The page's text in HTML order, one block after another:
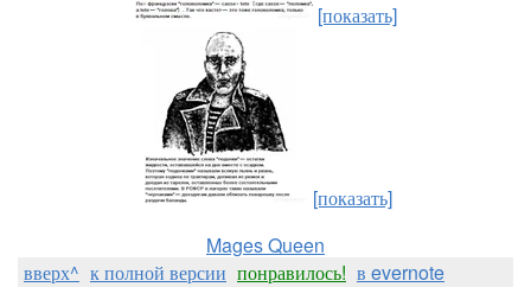
[показать]
[показать]
Mages Queen
вверх^ к полной версии понравилось! в evernote